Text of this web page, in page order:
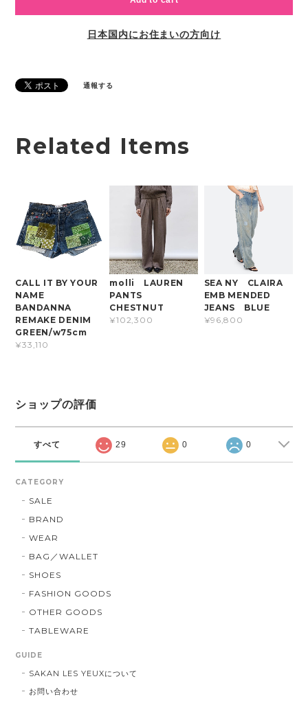
日本国内にお住まいの方向け
通報する
Related Items
CALL IT BY YOUR
NAME
BANDANNA
REMAKE DENIM
GREEN/w75cm
¥33,110
molli LAUREN
PANTS
CHESTNUT
¥102,300
SEA NY CLAIRA
EMB MENDED
JEANS BLUE
¥96,800
ショップの評価
すべて 29 0 0
CATEGORY
SALE
BRAND
WEAR
BAG／WALLET
SHOES
FASHION GOODS
OTHER GOODS
TABLEWARE
GUIDE
SAKAN LES YEUXについて
お問い合わせ